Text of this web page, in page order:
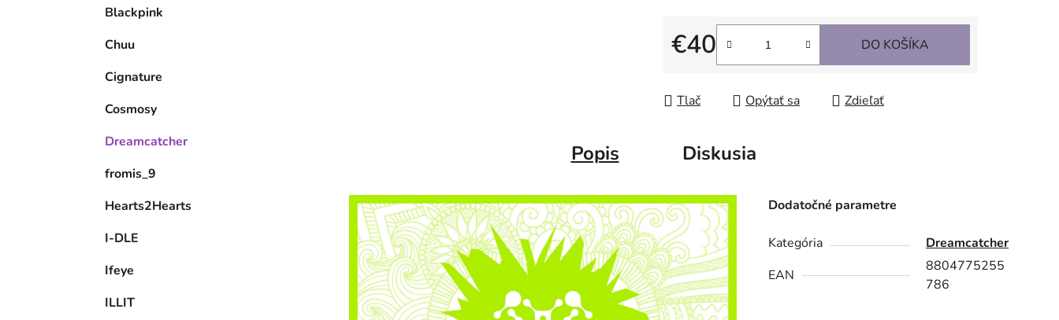
Blackpink
Chuu
Cignature
Cosmosy
Dreamcatcher
fromis_9
Hearts2Hearts
I-DLE
Ifeye
ILLIT
€40
Jednotková cena:
DO KOŠÍKA
Tlač Opýtať sa Zdieľať
Popis Diskusia
Dodatočné parametre
Kategória
Dreamcatcher
EAN
8804775255
786